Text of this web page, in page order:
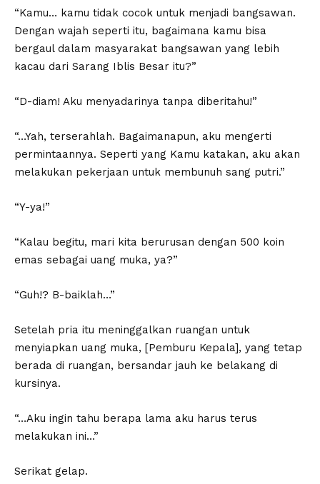
“Kamu… kamu tidak cocok untuk menjadi bangsawan.
Dengan wajah seperti itu, bagaimana kamu bisa
bergaul dalam masyarakat bangsawan yang lebih
kacau dari Sarang Iblis Besar itu?”
“D-diam! Aku menyadarinya tanpa diberitahu!”
“…Yah, terserahlah. Bagaimanapun, aku mengerti
permintaannya. Seperti yang Kamu katakan, aku akan
melakukan pekerjaan untuk membunuh sang putri.”
“Y-ya!”
“Kalau begitu, mari kita berurusan dengan 500 koin
emas sebagai uang muka, ya?”
“Guh!? B-baiklah…”
Setelah pria itu meninggalkan ruangan untuk
menyiapkan uang muka, [Pemburu Kepala], yang tetap
berada di ruangan, bersandar jauh ke belakang di
kursinya.
“…Aku ingin tahu berapa lama aku harus terus
melakukan ini…”
Serikat gelap.